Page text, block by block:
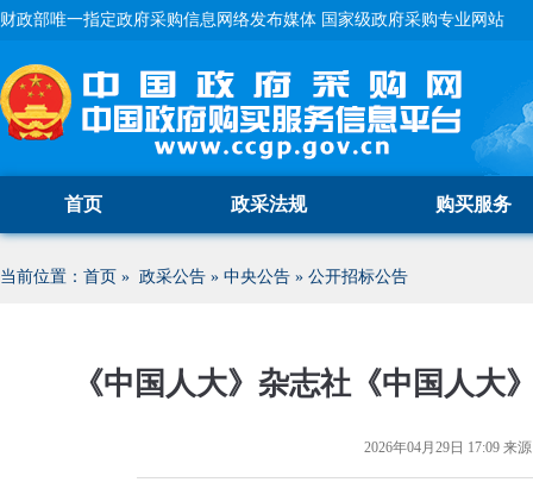
财政部唯一指定政府采购信息网络发布媒体 国家级政府采购专业网站
首页 政采法规 购买服务
当前位置： 首页 » 政采公告 » 中央公告 » 公开招标公告
《中国人大》杂志社《中国人大
2026年04月29日 17:09 来